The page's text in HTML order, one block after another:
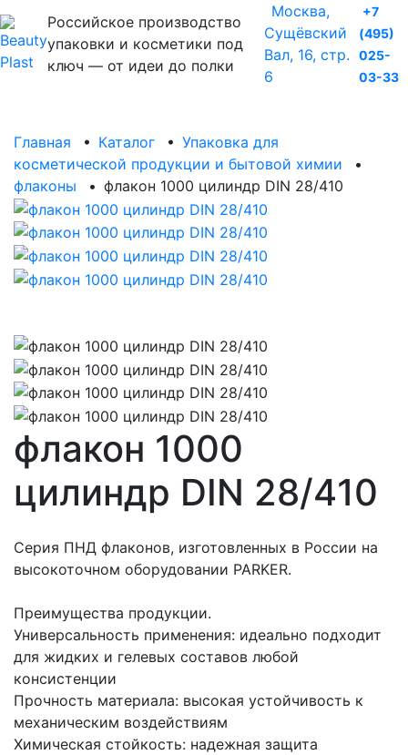
Российское производство
упаковки и косметики под
ключ — от идеи до полки
Москва,
Сущёвский
Вал, 16, стр.
6
+7
(495)
025-
03-33
Главная • Каталог • Упаковка для
косметической продукции и бытовой химии •
флаконы • флакон 1000 цилиндр DIN 28/410
флакон 1000
цилиндр DIN 28/410
Серия ПНД флаконов, изготовленных в России на
высокоточном оборудовании PARKER.
Преимущества продукции.
Универсальность применения: идеально подходит
для жидких и гелевых составов любой
консистенции
Прочность материала: высокая устойчивость к
механическим воздействиям
Химическая стойкость: надежная защита